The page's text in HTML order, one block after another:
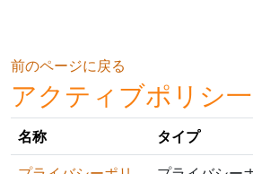
前のページに戻る
アクティブポリシ
名称 タイプ